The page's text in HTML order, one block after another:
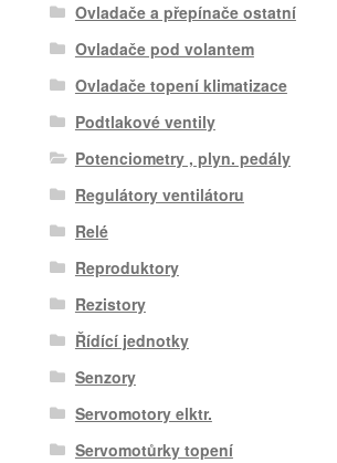
Ovladače a přepínače ostatní
Ovladače pod volantem
Ovladače topení klimatizace
Podtlakové ventily
Potenciometry , plyn. pedály
Regulátory ventilátoru
Relé
Reproduktory
Rezistory
Řídící jednotky
Senzory
Servomotory elktr.
Servomotůrky topení